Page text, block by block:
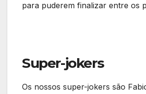
para puderem finalizar entre os
Super-jokers
Os nossos super-jokers são